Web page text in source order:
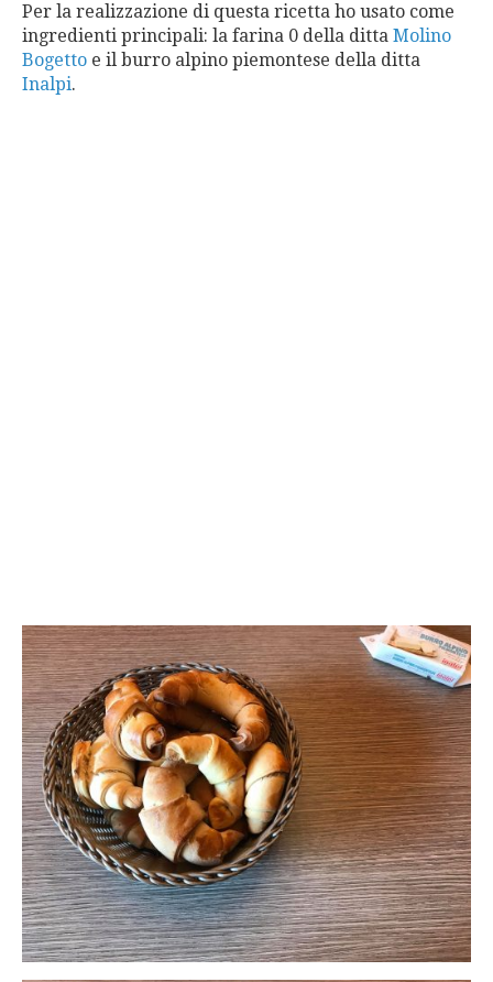
Per la realizzazione di questa ricetta ho usato come
ingredienti principali: la farina 0 della ditta Molino
Bogetto e il burro alpino piemontese della ditta
Inalpi.